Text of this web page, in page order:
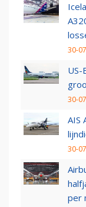
30-
US-
30-
AIS
30-
per